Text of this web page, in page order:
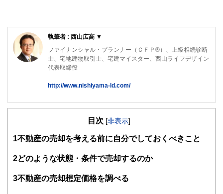
執筆者 : 西山広高 ▼
ファイナンシャル・プランナー（ＣＦＰ®）、上級相続診断
士、宅地建物取引士、宅建マイスター、西山ライフデザイン
代表取締役
http://www.nishiyama-ld.com/
「円満な相続のための対策」「家計の見直し」「資産形成・
社での勤務経験を活かし、「マイホーム取得などの不動産仲
バイスを行っている。
西山ライフデザイン株式会社 HP
http://www.nishiyama-ld.com/
目次 [非表示]
1不動産の売却を考える前に自分でしておくべきこと
2どのような状態・条件で売却するのか
3不動産の売却想定価格を調べる